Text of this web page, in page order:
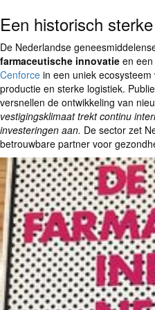
Een historisch
De Nederlandse
farmaceutische innovatie en
Cenforce in een uniek
productie en sterke logistiek.
versnellen de ontwikkeling van
vestigingsklimaat trekt continu
investeringen aan. De sector zet
betrouwbare partner voor